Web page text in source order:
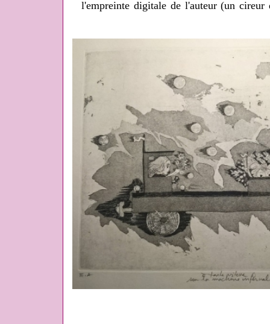
l'empreinte digitale de l'auteur (un cireur